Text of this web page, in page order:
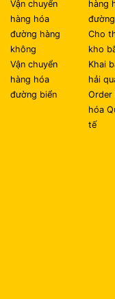
Vận chuyển
hàng hóa
đường hàng
không
Vận chuyển
hàng hóa
đường biển
hàng
Cho
kho
Khai
hải
Order
hóa
tế